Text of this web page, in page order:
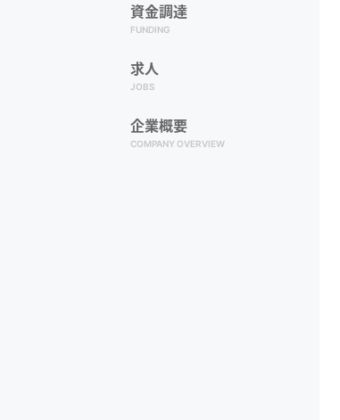
資金調達
FUNDING
求人
JOBS
企業概要
COMPANY OVERVIEW